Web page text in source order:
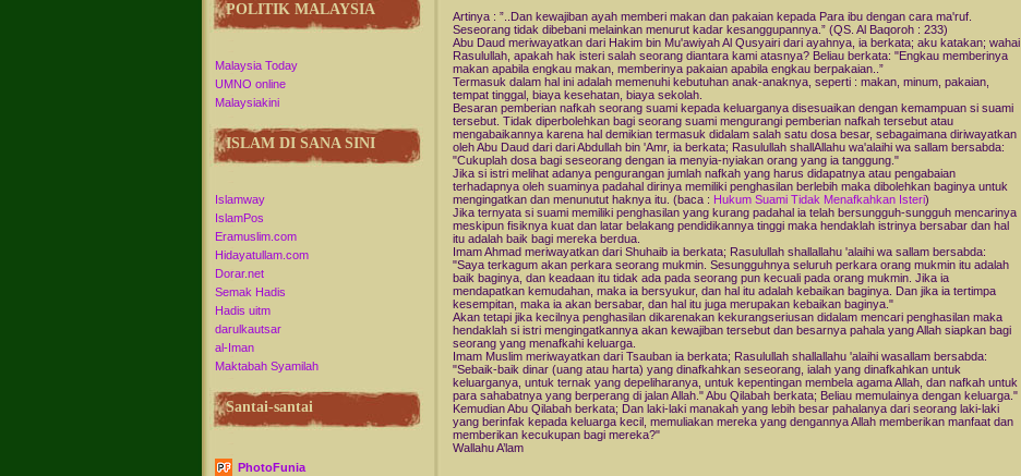
POLITIK MALAYSIA
Malaysia Today
UMNO online
Malaysiakini
ISLAM DI SANA SINI
Islamway
IslamPos
Eramuslim.com
Hidayatullam.com
Dorar.net
Semak Hadis
Hadis uitm
darulkautsar
al-Iman
Maktabah Syamilah
Santai-santai
PhotoFunia
Artinya : ”..Dan kewajiban ayah memberi makan dan pakaian kepada Para ibu dengan cara ma'ruf.
Seseorang tidak dibebani melainkan menurut kadar kesanggupannya.” (QS. Al Baqoroh : 233)
Abu Daud meriwayatkan dari Hakim bin Mu'awiyah Al Qusyairi dari ayahnya, ia berkata; aku katakan; wahai
Rasulullah, apakah hak isteri salah seorang diantara kami atasnya? Beliau berkata: "Engkau memberinya
makan apabila engkau makan, memberinya pakaian apabila engkau berpakaian..”
Termasuk dalam hal ini adalah memenuhi kebutuhan anak-anaknya, seperti : makan, minum, pakaian,
tempat tinggal, biaya kesehatan, biaya sekolah.
Besaran pemberian nafkah seorang suami kepada keluarganya disesuaikan dengan kemampuan si suami
tersebut. Tidak diperbolehkan bagi seorang suami mengurangi pemberian nafkah tersebut atau
mengabaikannya karena hal demikian termasuk didalam salah satu dosa besar, sebagaimana diriwayatkan
oleh Abu Daud dari dari Abdullah bin 'Amr, ia berkata; Rasulullah shallAllahu wa'alaihi wa sallam bersabda:
"Cukuplah dosa bagi seseorang dengan ia menyia-nyiakan orang yang ia tanggung."
Jika si istri melihat adanya pengurangan jumlah nafkah yang harus didapatnya atau pengabaian
terhadapnya oleh suaminya padahal dirinya memiliki penghasilan berlebih maka dibolehkan baginya untuk
mengingatkan dan menunutut haknya itu. (baca : Hukum Suami Tidak Menafkahkan Isteri)
Jika ternyata si suami memiliki penghasilan yang kurang padahal ia telah bersungguh-sungguh mencarinya
meskipun fisiknya kuat dan latar belakang pendidikannya tinggi maka hendaklah istrinya bersabar dan hal
itu adalah baik bagi mereka berdua.
Imam Ahmad meriwayatkan dari Shuhaib ia berkata; Rasulullah shallallahu 'alaihi wa sallam bersabda:
"Saya terkagum akan perkara seorang mukmin. Sesungguhnya seluruh perkara orang mukmin itu adalah
baik baginya, dan keadaan itu tidak ada pada seorang pun kecuali pada orang mukmin. Jika ia
mendapatkan kemudahan, maka ia bersyukur, dan hal itu adalah kebaikan baginya. Dan jika ia tertimpa
kesempitan, maka ia akan bersabar, dan hal itu juga merupakan kebaikan baginya."
Akan tetapi jika kecilnya penghasilan dikarenakan kekurangseriusan didalam mencari penghasilan maka
hendaklah si istri mengingatkannya akan kewajiban tersebut dan besarnya pahala yang Allah siapkan bagi
seorang yang menafkahi keluarga.
Imam Muslim meriwayatkan dari Tsauban ia berkata; Rasulullah shallallahu 'alaihi wasallam bersabda:
"Sebaik-baik dinar (uang atau harta) yang dinafkahkan seseorang, ialah yang dinafkahkan untuk
keluarganya, untuk ternak yang depeliharanya, untuk kepentingan membela agama Allah, dan nafkah untuk
para sahabatnya yang berperang di jalan Allah." Abu Qilabah berkata; Beliau memulainya dengan keluarga."
Kemudian Abu Qilabah berkata; Dan laki-laki manakah yang lebih besar pahalanya dari seorang laki-laki
yang berinfak kepada keluarga kecil, memuliakan mereka yang dengannya Allah memberikan manfaat dan
memberikan kecukupan bagi mereka?"
Wallahu A’lam